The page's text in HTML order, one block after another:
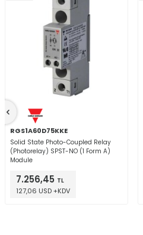
RGS1A60D75KKE
Solid State Photo-Coupled Relay
(Photorelay) SPST-NO (1 Form A)
Module
7.256,45 TL
127,06 USD +KDV